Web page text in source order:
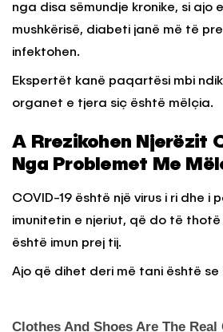
nga disa sëmundje kronike, si ajo
mushkërisë, diabeti janë më të
infektohen.
Ekspertët kanë paqartësi mbi
organet e tjera siç është mëlçia.
A Rrezikohen Njerëzit
Nga Problemet Me
COVID-19 është një virus i ri dhe i
imunitetin e njeriut, që do të thotë
është imun prej tij.
Ajo që dihet deri më tani është se